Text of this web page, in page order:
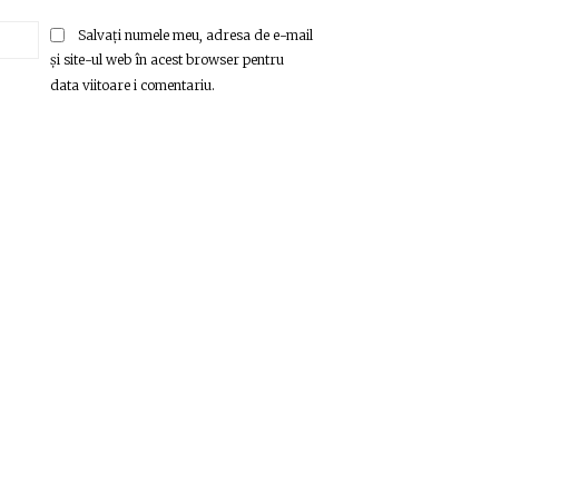
Email:*Salvați numele meu, adresa de e-mail
și site-ul web în acest browser pentru
data viitoare i comentariu.